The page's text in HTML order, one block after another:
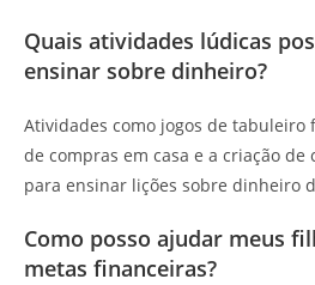
Quais atividades lúdicas
ensinar sobre dinheiro?
Atividades como jogos de tabuleiro
de compras em casa e a criação de
para ensinar lições sobre dinheiro
Como posso ajudar meus
metas financeiras?